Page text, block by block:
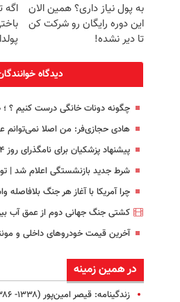
به پول نیاز داری؟ همین الان
این دوره رایگان رو شرکت کن
تا دیر نشده!
اگه
دیدگاه
چگونه دونات خانگی درست کنیم ؟ ؛
هادی حجازی‌فر: من اصلا نمی‌توانم
پیشنهاد پزشکیان برای نامگذرای روز ۱۴ مرداد | متن پیام رئیس جمهور
شرط جدید بازنشستگی اعلام شد |
چرا آمریکا با آغاز هر جنگ
کشتی‌ جنگ جهانی دوم از عمق آب
آخرین قیمت خودروهای داخلی و مونتاژی؛‌
در همین زمینه
زندگینامه: قیصر امین‌پور (۱۳۳۸- ۱۳۸۶)